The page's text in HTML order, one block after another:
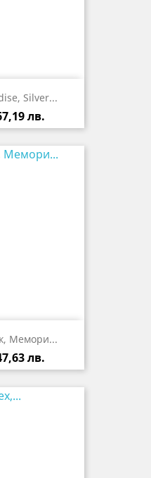
Silver...
лв.
Мемори...
лв.